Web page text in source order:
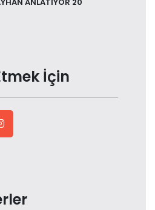
ANLATIYOR 20
İçin